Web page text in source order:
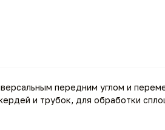
передним углом и
и трубок, для обработки